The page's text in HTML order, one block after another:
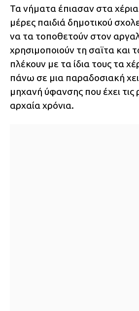
Τα νήματα έπιασαν στα χέρια
μέρες παιδιά δημοτικού
να τα τοποθετούν στον
χρησιμοποιούν τη σαϊτα και
πλέκουν με τα ίδια τους τα
πάνω σε μια παραδοσιακή
μηχανή ύφανσης που έχει τις
αρχαία χρόνια.